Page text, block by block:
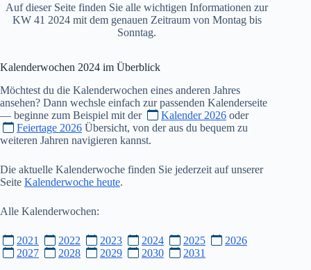
Auf dieser Seite finden Sie alle wichtigen Informationen zur
KW 41 2024 mit dem genauen Zeitraum von Montag bis
Sonntag.
Kalenderwochen 2024 im Überblick
Möchtest du die Kalenderwochen eines anderen Jahres
ansehen? Dann wechsle einfach zur passenden Kalenderseite
— beginne zum Beispiel mit der
Kalender 2026 oder
Feiertage 2026 Übersicht, von der aus du bequem zu
weiteren Jahren navigieren kannst.
Die aktuelle Kalenderwoche finden Sie jederzeit auf unserer
Seite Kalenderwoche heute.
Alle Kalenderwochen:
2021 2022 2023 2024 2025
2026
2027
2028 2029 2030 2031